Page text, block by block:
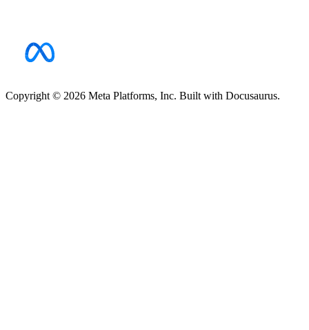
Copyright © 2026 Meta Platforms, Inc. Built with Docusaurus.